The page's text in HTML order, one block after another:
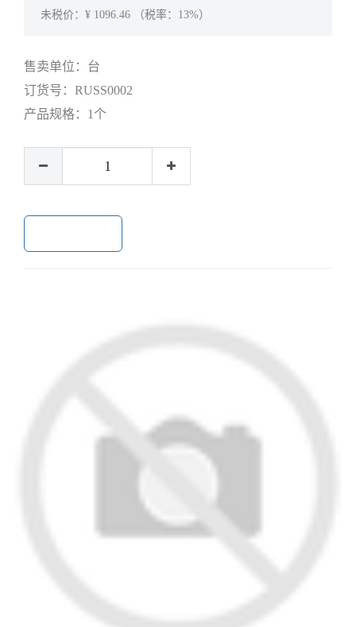
未税价：¥ 1096.46 （税率：13%）
售卖单位： 台
订货号： RUSS0002
产品规格： 1个